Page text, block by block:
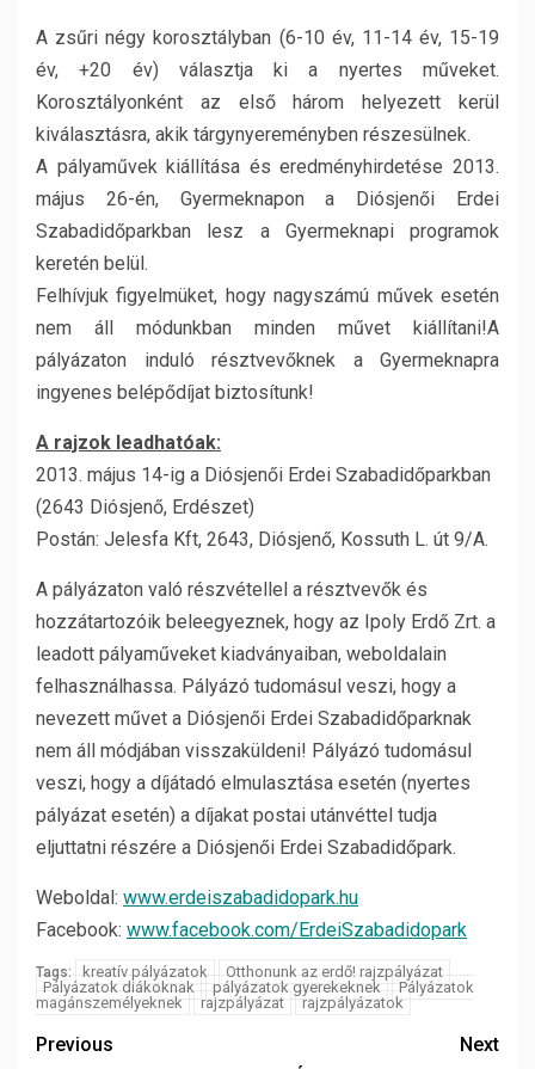
A zsűri négy korosztályban (6-10 év, 11-14 év, 15-19
év, +20 év) választja ki a nyertes műveket.
Korosztályonként az első három helyezett kerül
kiválasztásra, akik tárgynyereményben részesülnek.
A pályaművek kiállítása és eredményhirdetése 2013.
május 26-én, Gyermeknapon a Diósjenői Erdei
Szabadidőparkban lesz a Gyermeknapi programok
keretén belül.
Felhívjuk figyelmüket, hogy nagyszámú művek esetén
nem áll módunkban minden művet kiállítani!A
pályázaton induló résztvevőknek a Gyermeknapra
ingyenes belépődíjat biztosítunk!
A rajzok leadhatóak:
2013. május 14-ig a Diósjenői Erdei Szabadidőparkban
(2643 Diósjenő, Erdészet)
Postán: Jelesfa Kft, 2643, Diósjenő, Kossuth L. út 9/A.
A pályázaton való részvétellel a résztvevők és
hozzátartozóik beleegyeznek, hogy az Ipoly Erdő Zrt. a
leadott pályaműveket kiadványaiban, weboldalain
felhasználhassa. Pályázó tudomásul veszi, hogy a
nevezett művet a Diósjenői Erdei Szabadidőparknak
nem áll módjában visszaküldeni! Pályázó tudomásul
veszi, hogy a díjátadó elmulasztása esetén (nyertes
pályázat esetén) a díjakat postai utánvéttel tudja
eljuttatni részére a Diósjenői Erdei Szabadidőpark.
Weboldal: www.erdeiszabadidopark.hu
Facebook: www.facebook.com/ErdeiSzabadidopark
Tags: kreatív pályázatok
Otthonunk az erdő! rajzpályázat
Pályázatok diákoknak
pályázatok gyerekeknek
Pályázatok
magánszemélyeknek
rajzpályázat rajzpályázatok
Previous
Next